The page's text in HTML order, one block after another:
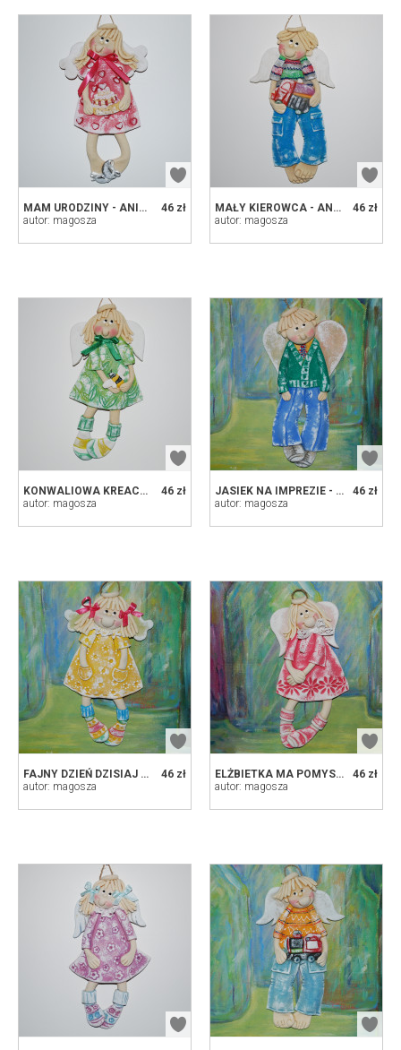
46 zł
MAM URODZINY - ANIOŁEK Z MASY SOLNEJ, PREZENT, DEKORACJA
autor: magosza
46 zł
MAŁY KIEROWCA - ANIOŁEK Z MASY SOLNEJ, PREZENT, DEKORACJA
autor: magosza
46 zł
KONWALIOWA KREACJA - ANIOŁEK Z MASY SOLNEJ, PREZENT, DEKORACJA
autor: magosza
46 zł
JASIEK NA IMPREZIE - ANIOŁEK Z MASY SOLNEJ, PREZENT, DEKORACJA
autor: magosza
46 zł
FAJNY DZIEŃ DZISIAJ - ANIOŁEK Z MASY SOLNEJ, PREZENT, DEKORACJA
autor: magosza
46 zł
ELŻBIETKA MA POMYSŁ - ANIOŁEK Z MASY SOLNEJ, PREZENT, DEKORACJA
autor: magosza